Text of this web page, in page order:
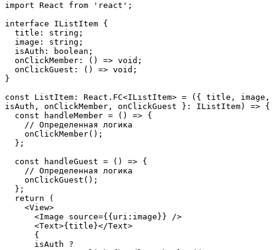
import React from 'react';
interface IListItem {
  title: string;
  image: string;
  isAuth: boolean;
  onClickMember: () => void;
  onClickGuest: () => void;
}
const ListItem: React.FC<ILıstItem> = ({ title, image,
isAuth, onClickMember, onClickGuest }: IListItem) => {
  const handleMember = () => {
    // Определенная логика
    onClickMember();
  };
  const handleGuest = () => {
    // Определенная логика
    onClickGuest();
  };
  return (
    <View>
      <Image source={{uri:image}} />
      <Text>{title}</Text>
      {
      isAuth ?